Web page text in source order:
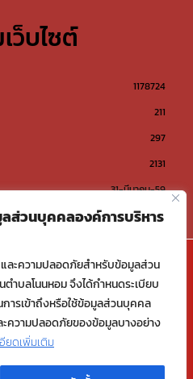
ส่วนบุคคลองค์การบริหาร
และความปลอดภัยสำหรับข้อมูลส่วน
ำบลโนนหอม จึงได้กำหนดระเบียบ
ารเข้าถึงหรือใช้ข้อมูลส่วนบุคคล
ความปลอดภัยของข้อมูลบางอย่าง
ยดเพิ่มเติม
ว็บไซต์
1178724
211
297
2131
31-มีนาคม-59
โนนหอม ต.โนนหอม อ.เมือง
กลนคร 47000
ส่วนตำบลโนนหอม อ.เมืองสกลนคร